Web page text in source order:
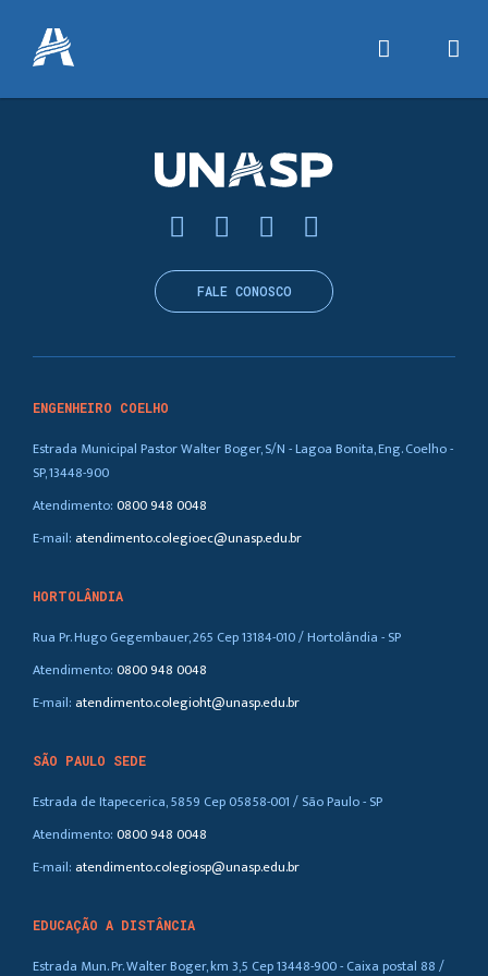
ENGENHEIRO COELHO
Estrada Municipal Pastor Walter Boger, S/N - Lagoa Bonita, Eng. Coelho -
SP, 13448-900
Atendimento:0800 948 0048
E-mail: atendimento.colegioec@unasp.edu.br
HORTOLÂNDIA
Rua Pr. Hugo Gegembauer, 265 Cep 13184-010 / Hortolândia - SP
Atendimento:0800 948 0048
E-mail: atendimento.colegioht@unasp.edu.br
SÃO PAULO SEDE
Estrada de Itapecerica, 5859 Cep 05858-001 / São Paulo - SP
Atendimento:0800 948 0048
E-mail: atendimento.colegiosp@unasp.edu.br
EDUCAÇÃO A DISTÂNCIA
Estrada Mun. Pr. Walter Boger, km 3,5 Cep 13448-900 - Caixa postal 88 /
FALE CONOSCO